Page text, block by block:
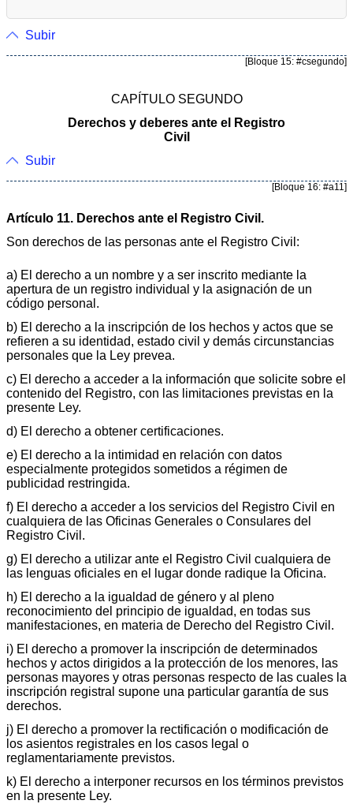
Subir
[Bloque 15: #csegundo]
CAPÍTULO SEGUNDO
Derechos y deberes ante el Registro
Civil
Subir
[Bloque 16: #a11]
Artículo 11. Derechos ante el Registro Civil.
Son derechos de las personas ante el Registro Civil:
a) El derecho a un nombre y a ser inscrito mediante la
apertura de un registro individual y la asignación de un
código personal.
b) El derecho a la inscripción de los hechos y actos que se
refieren a su identidad, estado civil y demás circunstancias
personales que la Ley prevea.
c) El derecho a acceder a la información que solicite sobre el
contenido del Registro, con las limitaciones previstas en la
presente Ley.
d) El derecho a obtener certificaciones.
e) El derecho a la intimidad en relación con datos
especialmente protegidos sometidos a régimen de
publicidad restringida.
f) El derecho a acceder a los servicios del Registro Civil en
cualquiera de las Oficinas Generales o Consulares del
Registro Civil.
g) El derecho a utilizar ante el Registro Civil cualquiera de
las lenguas oficiales en el lugar donde radique la Oficina.
h) El derecho a la igualdad de género y al pleno
reconocimiento del principio de igualdad, en todas sus
manifestaciones, en materia de Derecho del Registro Civil.
i) El derecho a promover la inscripción de determinados
hechos y actos dirigidos a la protección de los menores, las
personas mayores y otras personas respecto de las cuales la
inscripción registral supone una particular garantía de sus
derechos.
j) El derecho a promover la rectificación o modificación de
los asientos registrales en los casos legal o
reglamentariamente previstos.
k) El derecho a interponer recursos en los términos previstos
en la presente Ley.